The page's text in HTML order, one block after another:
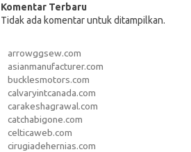
Komentar Terbaru
Tidak ada komentar untuk ditampilkan.
arrowggsew.com
asianmanufacturer.com
bucklesmotors.com
calvaryintcanada.com
carakeshagrawal.com
catchabigone.com
celticaweb.com
cirugiadehernias.com